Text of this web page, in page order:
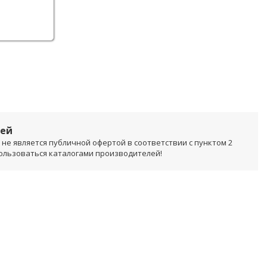
является публичной офертой в соответствии с пунктом 2
каталогами производителей!